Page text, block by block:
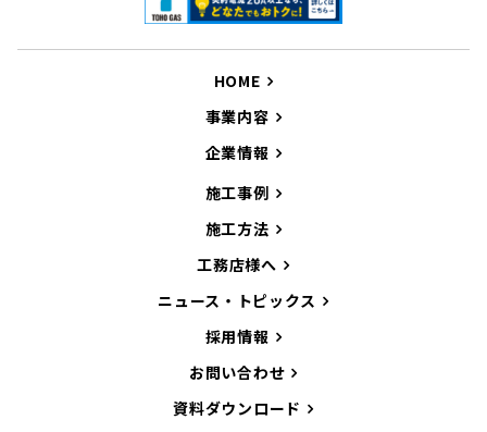
HOME
事業内容
企業情報
施工事例
施工方法
工務店様へ
ニュース・トピックス
採用情報
お問い合わせ
資料ダウンロード